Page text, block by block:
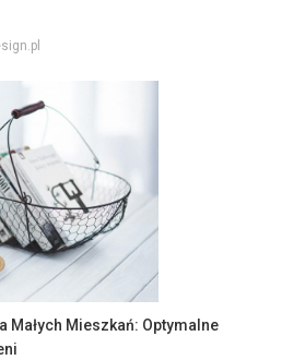
Małych Mieszkań: Optymalne